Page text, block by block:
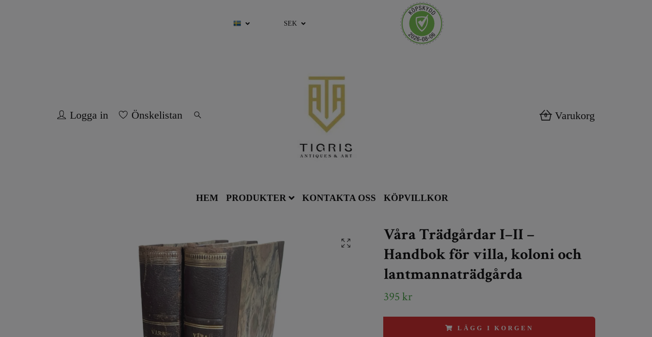
SEK
Logga in Önskelistan 0 Varukorg
HEM PRODUKTER KONTAKTA OSS KÖPVILLKOR
Våra Trädgårdar I–II –
Handbok för villa, koloni och
lantmannaträdgårda
395 kr
LÄGG I KORGEN